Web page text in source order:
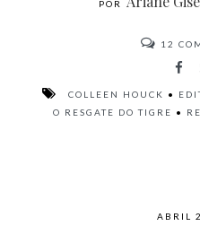
12
COLLEEN HOUCK •
O RESGATE DO TIGRE •
ABRIL